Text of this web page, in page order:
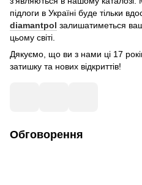
підлоги в Україні буде тільки
diamantpol залишатиметься
цьому світі.
Дякуємо, що ви з нами ці 17
затишку та нових відкриттів!
Обговорення